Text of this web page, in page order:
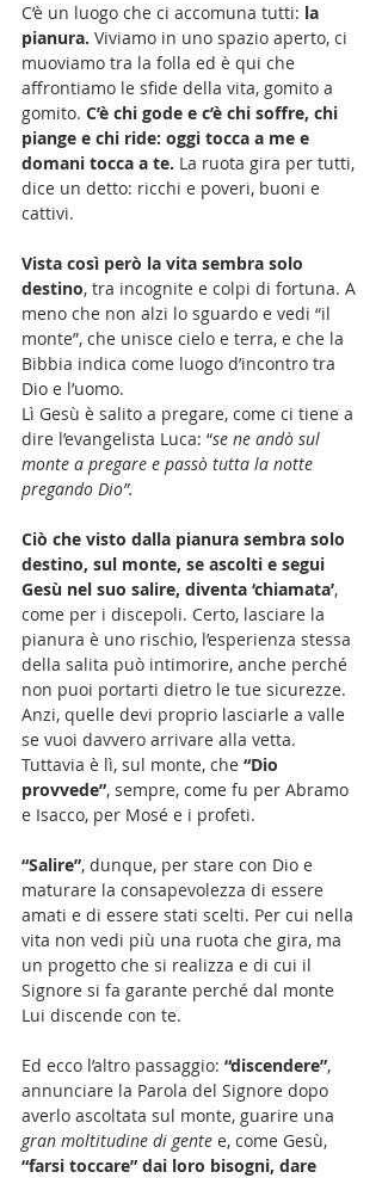
C’è un luogo che ci accomuna tutti: la
pianura. Viviamo in uno spazio aperto, ci
muoviamo tra la folla ed è qui che
affrontiamo le sfide della vita, gomito a
gomito. C’è chi gode e c’è chi soffre, chi
piange e chi ride: oggi tocca a me e
domani tocca a te. La ruota gira per tutti,
dice un detto: ricchi e poveri, buoni e
cattivi.
Vista così però la vita sembra solo
destino, tra incognite e colpi di fortuna. A
meno che non alzi lo sguardo e vedi “il
monte”, che unisce cielo e terra, e che la
Bibbia indica come luogo d’incontro tra
Dio e l’uomo.
Lì Gesù è salito a pregare, come ci tiene a
dire l’evangelista Luca: “se ne andò sul
monte a pregare e passò tutta la notte
pregando Dio”.
Ciò che visto dalla pianura sembra solo
destino, sul monte, se ascolti e segui
Gesù nel suo salire, diventa ‘chiamata’,
come per i discepoli. Certo, lasciare la
pianura è uno rischio, l’esperienza stessa
della salita può intimorire, anche perché
non puoi portarti dietro le tue sicurezze.
Anzi, quelle devi proprio lasciarle a valle
se vuoi davvero arrivare alla vetta.
Tuttavia è lì, sul monte, che “Dio
provvede”, sempre, come fu per Abramo
e Isacco, per Mosé e i profeti.
“Salire”, dunque, per stare con Dio e
maturare la consapevolezza di essere
amati e di essere stati scelti. Per cui nella
vita non vedi più una ruota che gira, ma
un progetto che si realizza e di cui il
Signore si fa garante perché dal monte
Lui discende con te.
Ed ecco l’altro passaggio: “discendere”,
annunciare la Parola del Signore dopo
averlo ascoltata sul monte, guarire una
gran moltitudine di gente e, come Gesù,
“farsi toccare” dai loro bisogni, dare